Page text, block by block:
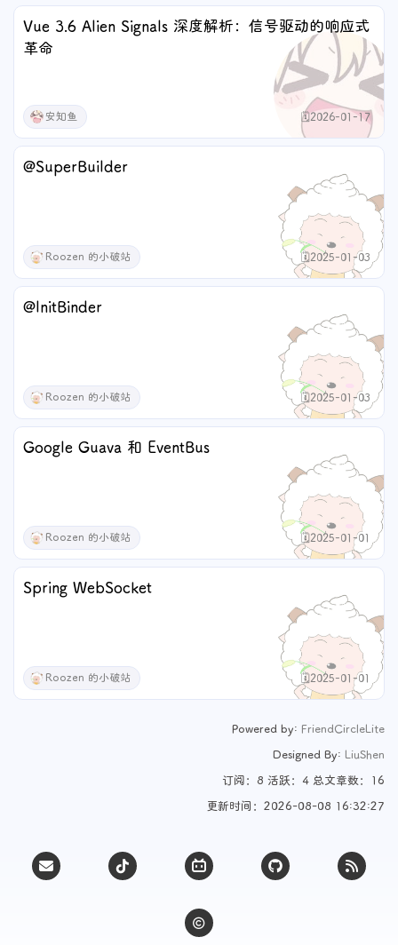
Vue 3.6 Alien Signals 深度解析：信号驱动的响应式
革命
安知鱼 🗓️2026-01-17
@SuperBuilder
Roozen 的小破站 🗓️2025-01-03
@InitBinder
Roozen 的小破站 🗓️2025-01-03
Google Guava 和 EventBus
Roozen 的小破站 🗓️2025-01-01
Spring WebSocket
Roozen 的小破站 🗓️2025-01-01
Powered by: FriendCircleLite
Designed By: LiuShen
订阅：8 活跃：4 总文章数：16
更新时间：2026-08-08 16:32:27